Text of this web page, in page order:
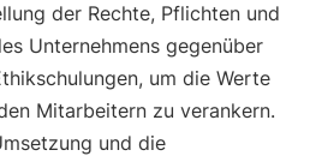
der Rechte, Pflichten und
Unternehmens gegenüber
um die Werte
Mitarbeitern zu verankern.
und die